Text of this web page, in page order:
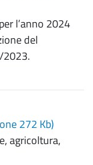
l’anno 2024
del
2023.
272 Kb)
agricoltura,